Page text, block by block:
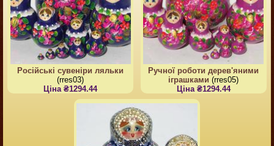
Російські сувеніри ляльки
(rres03)
Ціна ₴1294.44
Ручної роботи дерев'яними
іграшками (rres05)
Ціна ₴1294.44